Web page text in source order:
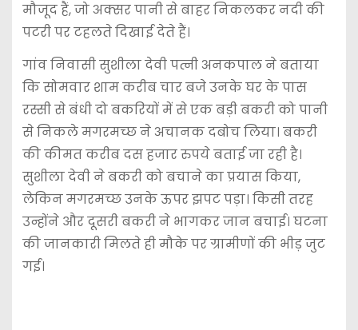
मौजूद हैं, जो अक्सर पानी से बाहर निकलकर नदी की
पटरी पर टहलते दिखाई देते हैं।
गांव निवासी सुशीला देवी पत्नी अनकपाल ने बताया
कि सोमवार शाम करीब चार बजे उनके घर के पास
रस्सी से बंधी दो बकरियों में से एक बड़ी बकरी को पानी
से निकले मगरमच्छ ने अचानक दबोच लिया। बकरी
की कीमत करीब दस हजार रुपये बताई जा रही है।
सुशीला देवी ने बकरी को बचाने का प्रयास किया,
लेकिन मगरमच्छ उनके ऊपर झपट पड़ा। किसी तरह
उन्होंने और दूसरी बकरी ने भागकर जान बचाई। घटना
की जानकारी मिलते ही मौके पर ग्रामीणों की भीड़ जुट
गई।